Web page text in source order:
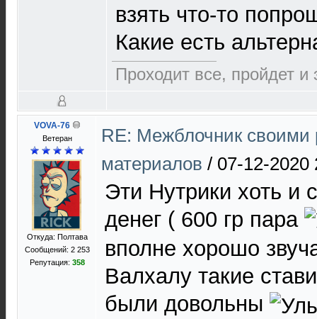
взять что-то
Какие есть
Проходит все, пройдет и
VOVA-76
Ветеран
Откуда: Полтава
Сообщений: 2 253
Репутация: 358
RE: Межблочник своими
материалов / 07-12-2020
Эти Нутрики хоть и
денег ( 600 гр пара
вполне хорошо
Валхалу такие
были довольны